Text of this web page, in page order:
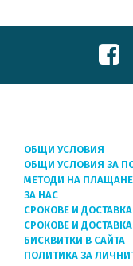
ОБЩИ УСЛОВИЯ
ОБЩИ УСЛОВИЯ ЗА
МЕТОДИ НА ПЛАЩАНЕ
ЗА НАС
СРОКОВЕ И
СРОКОВЕ И
БИСКВИТКИ В САЙТА
ПОЛИТИКА ЗА